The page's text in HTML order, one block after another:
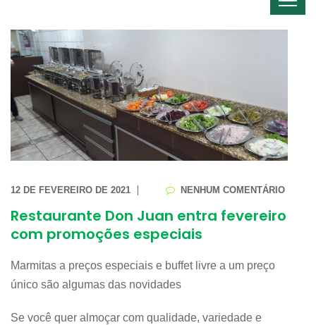
12 DE FEVEREIRO DE 2021 NENHUM COMENTÁRIO
Restaurante Don Juan entra fevereiro
com promoções especiais
Marmitas a preços especiais e buffet livre a um preço
único são algumas das novidades
Se você quer almoçar com qualidade, variedade e